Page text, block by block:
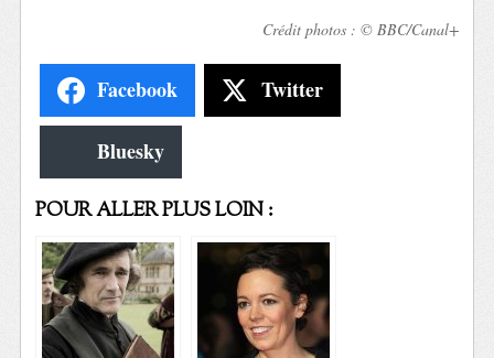
Crédit photos : © BBC/Canal+
Facebook Twitter
Bluesky
POUR ALLER PLUS LOIN :